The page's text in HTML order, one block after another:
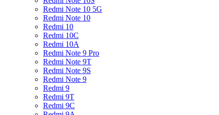
Redmi Note 10 5G
Redmi Note 10
Redmi 10
Redmi 10C
Redmi 10A
Redmi Note 9 Pro
Redmi Note 9T
Redmi Note 9S
Redmi Note 9
Redmi 9
Redmi 9T
Redmi 9C